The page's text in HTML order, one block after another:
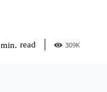
min. read 309K